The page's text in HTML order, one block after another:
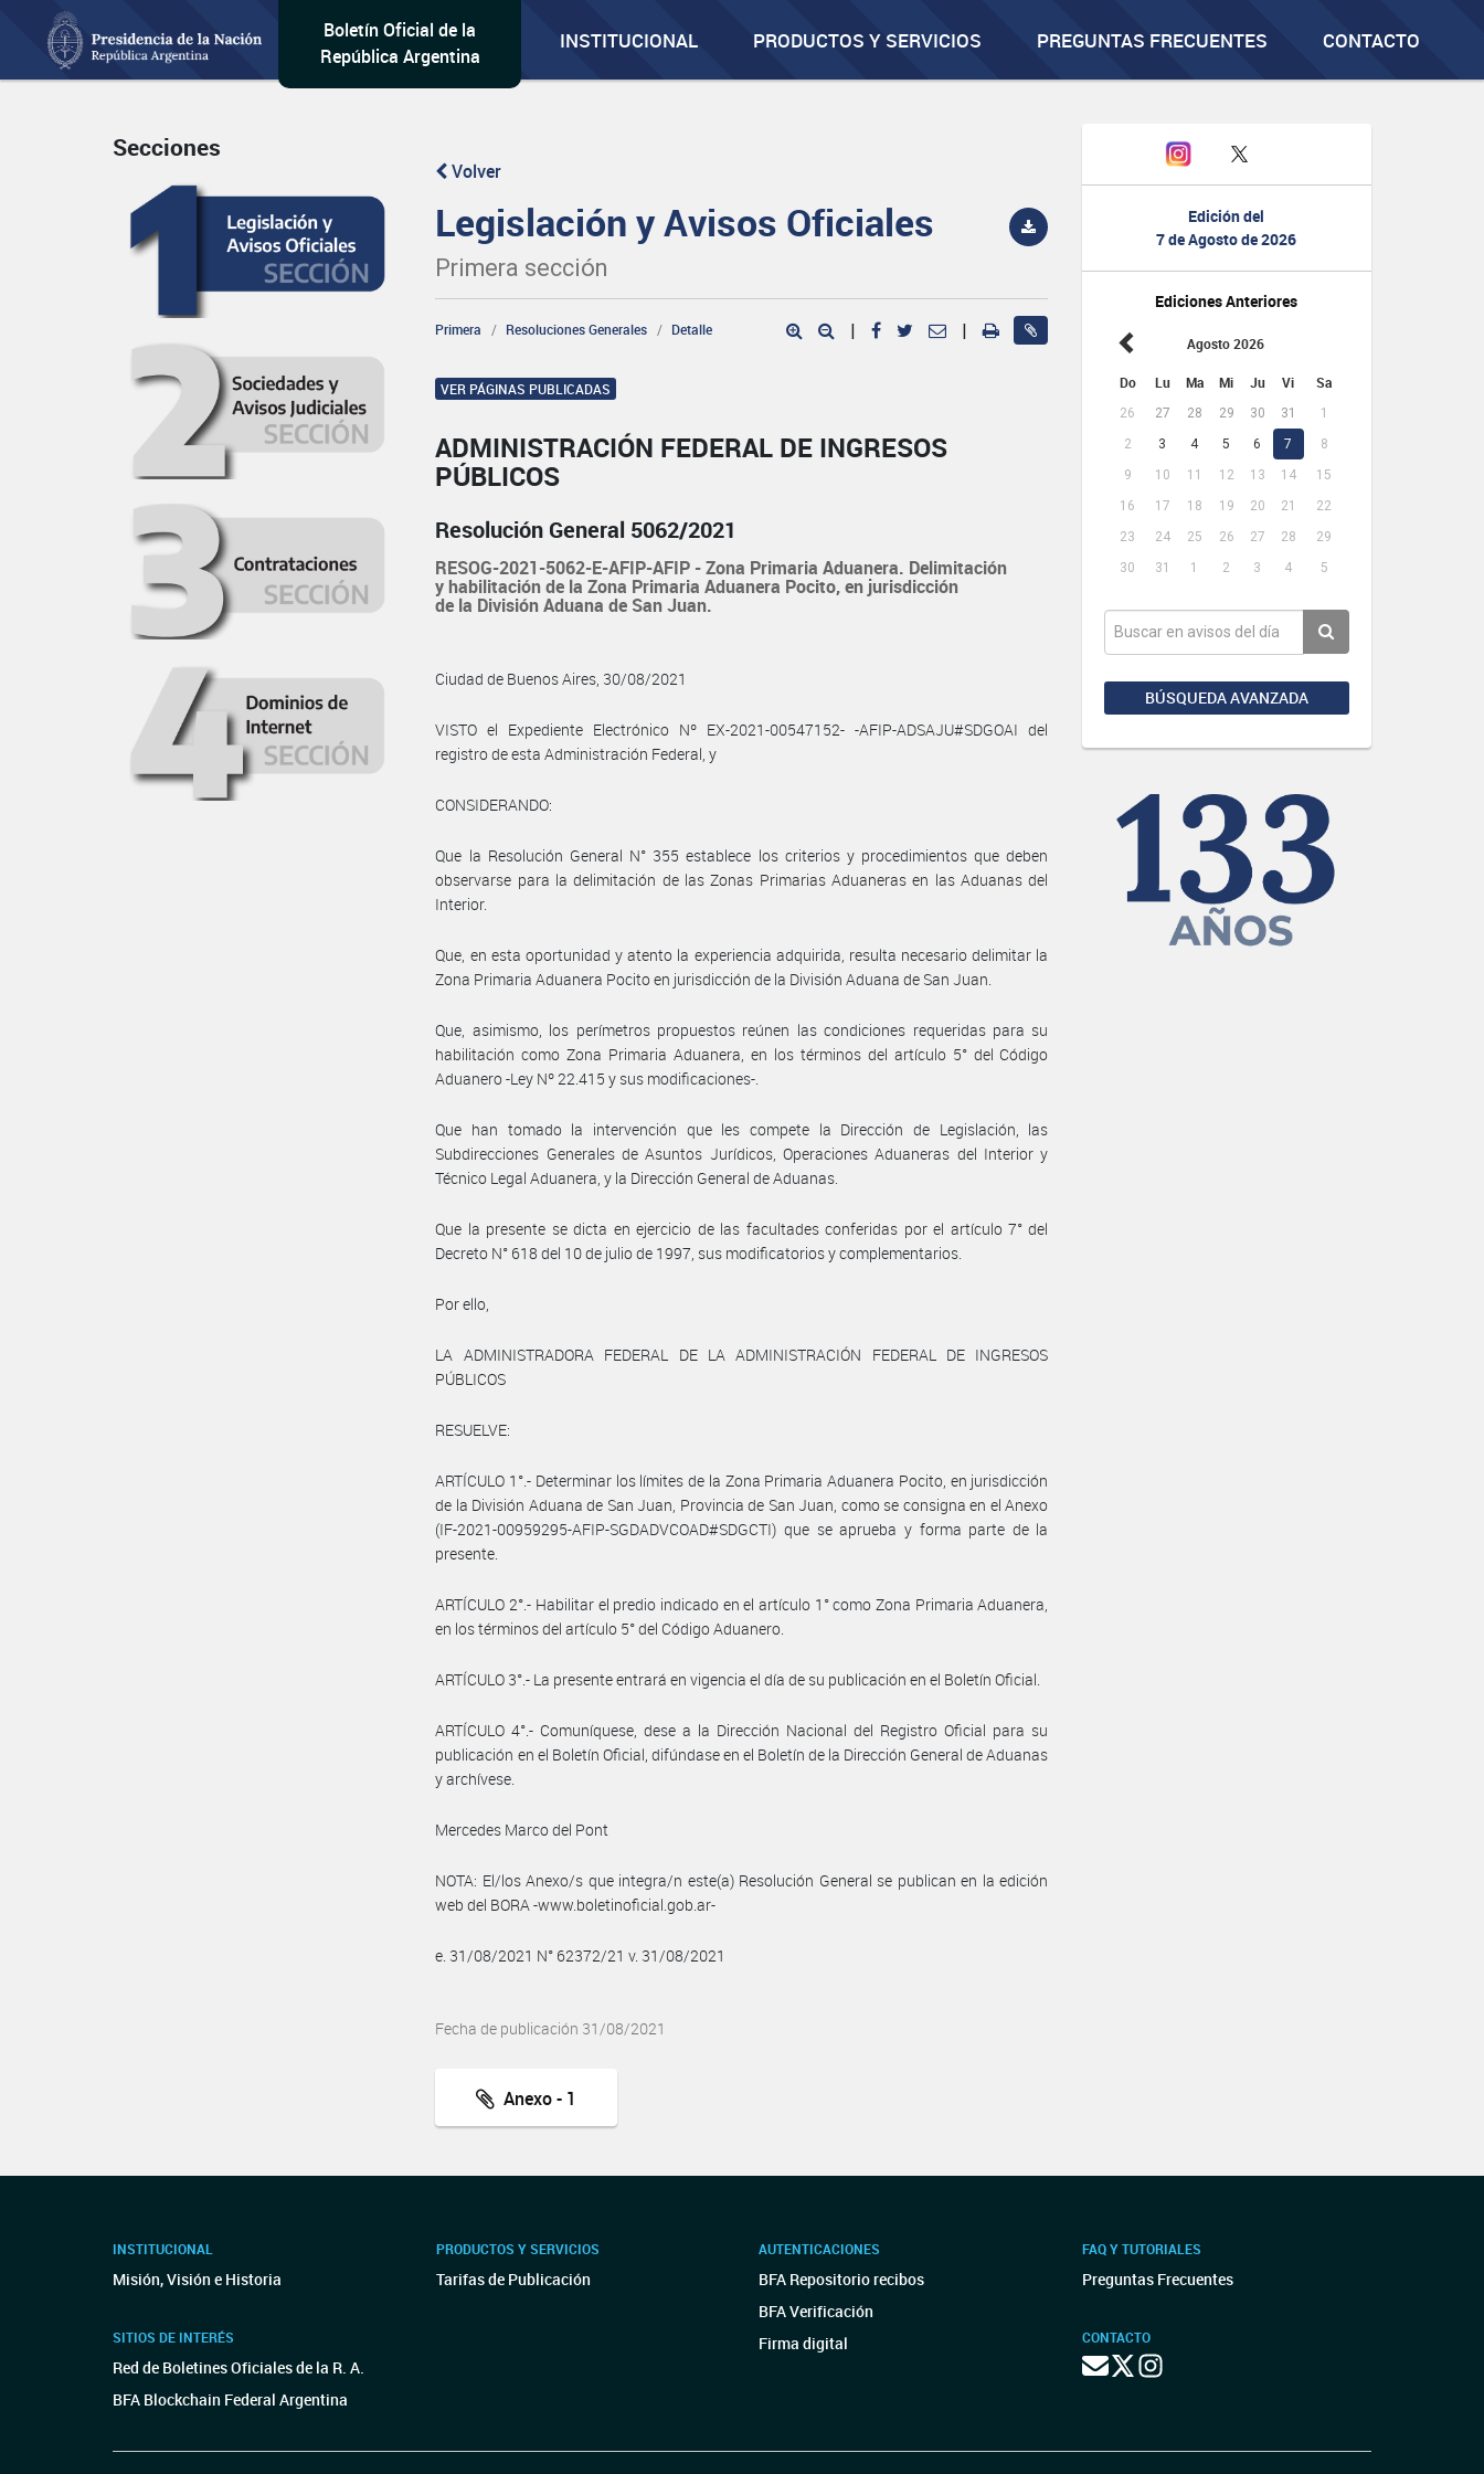
Boletín Oficial de la
República Argentina
INSTITUCIONAL PRODUCTOS Y SERVICIOS PREGUNTAS FRECUENTES CONTACTO
Edición del
7 de Agosto de 2026
Ediciones Anteriores
Agosto 2026
Do Lu Ma Mi Ju Vi Sa
26 27 28 29 30 31
1
2
3 4 5 6 7
8
9
10 11 12 13 14
15
16
17 18 19 20 21
22
23
24 25 26 27 28
29
30
31 1 2 3 4 5
BÚSQUEDA AVANZADA
Secciones
Volver
Legislación y Avisos Oficiales
Primera sección
Primera Resoluciones Generales Detalle | |
VER PÁGINAS PUBLICADAS
ADMINISTRACIÓN FEDERAL DE INGRESOS
PÚBLICOS
Resolución General 5062/2021
RESOG-2021-5062-E-AFIP-AFIP - Zona Primaria Aduanera. Delimitación
y habilitación de la Zona Primaria Aduanera Pocito, en jurisdicción
de la División Aduana de San Juan.
Ciudad de Buenos Aires, 30/08/2021
VISTO el Expediente Electrónico Nº EX-2021-00547152- -AFIP-ADSAJU#SDGOAI del
registro de esta Administración Federal, y
CONSIDERANDO:
Que la Resolución General N° 355 establece los criterios y procedimientos que deben
observarse para la delimitación de las Zonas Primarias Aduaneras en las Aduanas del
Interior.
Que, en esta oportunidad y atento la experiencia adquirida, resulta necesario delimitar la
Zona Primaria Aduanera Pocito en jurisdicción de la División Aduana de San Juan.
Que, asimismo, los perímetros propuestos reúnen las condiciones requeridas para su
habilitación como Zona Primaria Aduanera, en los términos del artículo 5° del Código
Aduanero -Ley Nº 22.415 y sus modificaciones-.
Que han tomado la intervención que les compete la Dirección de Legislación, las
Subdirecciones Generales de Asuntos Jurídicos, Operaciones Aduaneras del Interior y
Técnico Legal Aduanera, y la Dirección General de Aduanas.
Que la presente se dicta en ejercicio de las facultades conferidas por el artículo 7° del
Decreto N° 618 del 10 de julio de 1997, sus modificatorios y complementarios.
Por ello,
LA ADMINISTRADORA FEDERAL DE LA ADMINISTRACIÓN FEDERAL DE INGRESOS
PÚBLICOS
RESUELVE:
ARTÍCULO 1°.- Determinar los límites de la Zona Primaria Aduanera Pocito, en jurisdicción
de la División Aduana de San Juan, Provincia de San Juan, como se consigna en el Anexo
(IF-2021-00959295-AFIP-SGDADVCOAD#SDGCTI) que se aprueba y forma parte de la
presente.
ARTÍCULO 2°.- Habilitar el predio indicado en el artículo 1° como Zona Primaria Aduanera,
en los términos del artículo 5° del Código Aduanero.
ARTÍCULO 3°.- La presente entrará en vigencia el día de su publicación en el Boletín Oficial.
ARTÍCULO 4°.- Comuníquese, dese a la Dirección Nacional del Registro Oficial para su
publicación en el Boletín Oficial, difúndase en el Boletín de la Dirección General de Aduanas
y archívese.
Mercedes Marco del Pont
NOTA: El/los Anexo/s que integra/n este(a) Resolución General se publican en la edición
web del BORA -www.boletinoficial.gob.ar-
e. 31/08/2021 N° 62372/21 v. 31/08/2021
Fecha de publicación 31/08/2021
Anexo - 1
INSTITUCIONAL
Misión, Visión e Historia
SITIOS DE INTERÉS
Red de Boletines Oficiales de la R. A.
BFA Blockchain Federal Argentina
PRODUCTOS Y SERVICIOS
Tarifas de Publicación
AUTENTICACIONES
BFA Repositorio recibos
BFA Verificación
Firma digital
FAQ Y TUTORIALES
Preguntas Frecuentes
CONTACTO